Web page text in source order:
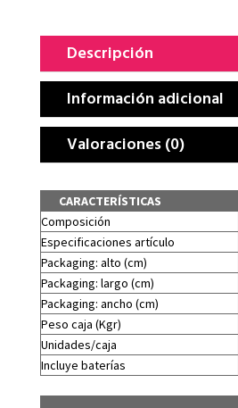
Descripción
Información adicional
Valoraciones (0)
CARACTERÍSTICAS
Composición
Especificaciones artículo
Packaging: alto (cm)
Packaging: largo (cm)
Packaging: ancho (cm)
Peso caja (Kgr)
Unidades/caja
Incluye baterías